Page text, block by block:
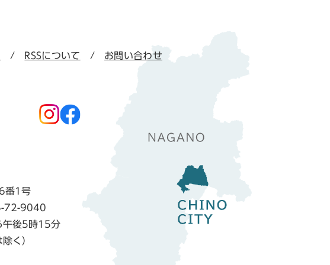
RSSについて お問い合わせ
番1号
72-9040
午後5時15分
く）